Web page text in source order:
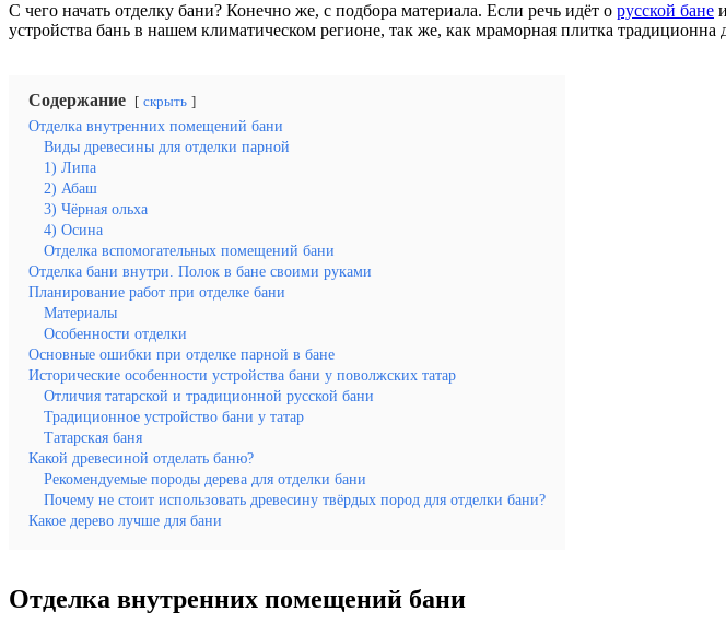
С чего начать отделку бани? Конечно же, с подбора материала. Если речь идёт о русской бане
устройства бань в нашем климатическом регионе, так же, как мраморная плитка традиционна
Содержание скрыть
Отделка внутренних помещений бани
Виды древесины для отделки парной
1) Липа
2) Абаш
3) Чёрная ольха
4) Осина
Отделка вспомогательных помещений бани
Отделка бани внутри. Полок в бане своими руками
Планирование работ при отделке бани
Материалы
Особенности отделки
Основные ошибки при отделке парной в бане
Исторические особенности устройства бани у поволжских татар
Отличия татарской и традиционной русской бани
Традиционное устройство бани у татар
Татарская баня
Какой древесиной отделать баню?
Рекомендуемые породы дерева для отделки бани
Почему не стоит использовать древесину твёрдых пород для отделки бани?
Какое дерево лучше для бани
Отделка внутренних помещений бани